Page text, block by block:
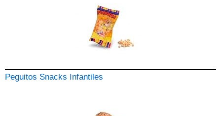
Peguitos Snacks Infantiles